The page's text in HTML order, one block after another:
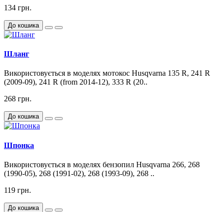
134 грн.
До кошика
Шланг
Використовується в моделях мотокос Husqvarna 135 R, 241 R
(2009-09), 241 R (from 2014-12), 333 R (20..
268 грн.
До кошика
Шпонка
Використовується в моделях бензопил Husqvarna 266, 268
(1990-05), 268 (1991-02), 268 (1993-09), 268 ..
119 грн.
До кошика